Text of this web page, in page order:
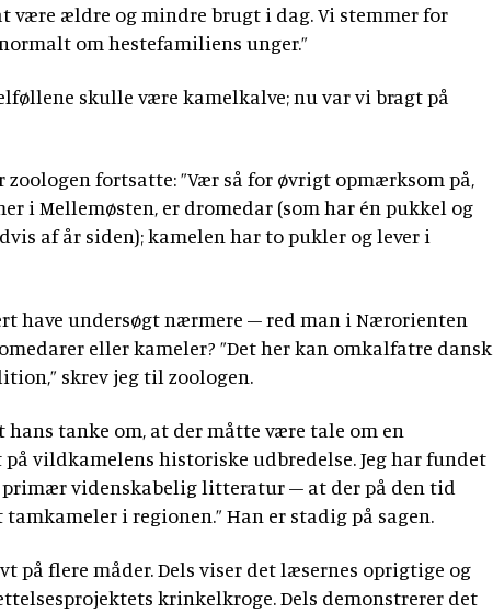
ældre og mindre brugt i dag. Vi stemmer for
om hestefamiliens unger.”
skulle være kamelkalve; nu var vi bragt på
fortsatte: ”Vær så for øvrigt opmærksom på,
i Mellemøsten, er dromedar (som har én pukkel og
af år siden); kamelen har to pukler og lever i
have undersøgt nærmere – red man i Nærorienten
eller kameler? ”Det her kan omkalfatre dansk
skrev jeg til zoologen.
hans tanke om, at der måtte være tale om en
på vildkamelens historiske udbredelse. Jeg har fundet
videnskabelig litteratur – at der på den tid
i regionen.” Han er stadig på sagen.
på flere måder. Dels viser det læsernes oprigtige og
krinkelkroge. Dels demonstrerer det